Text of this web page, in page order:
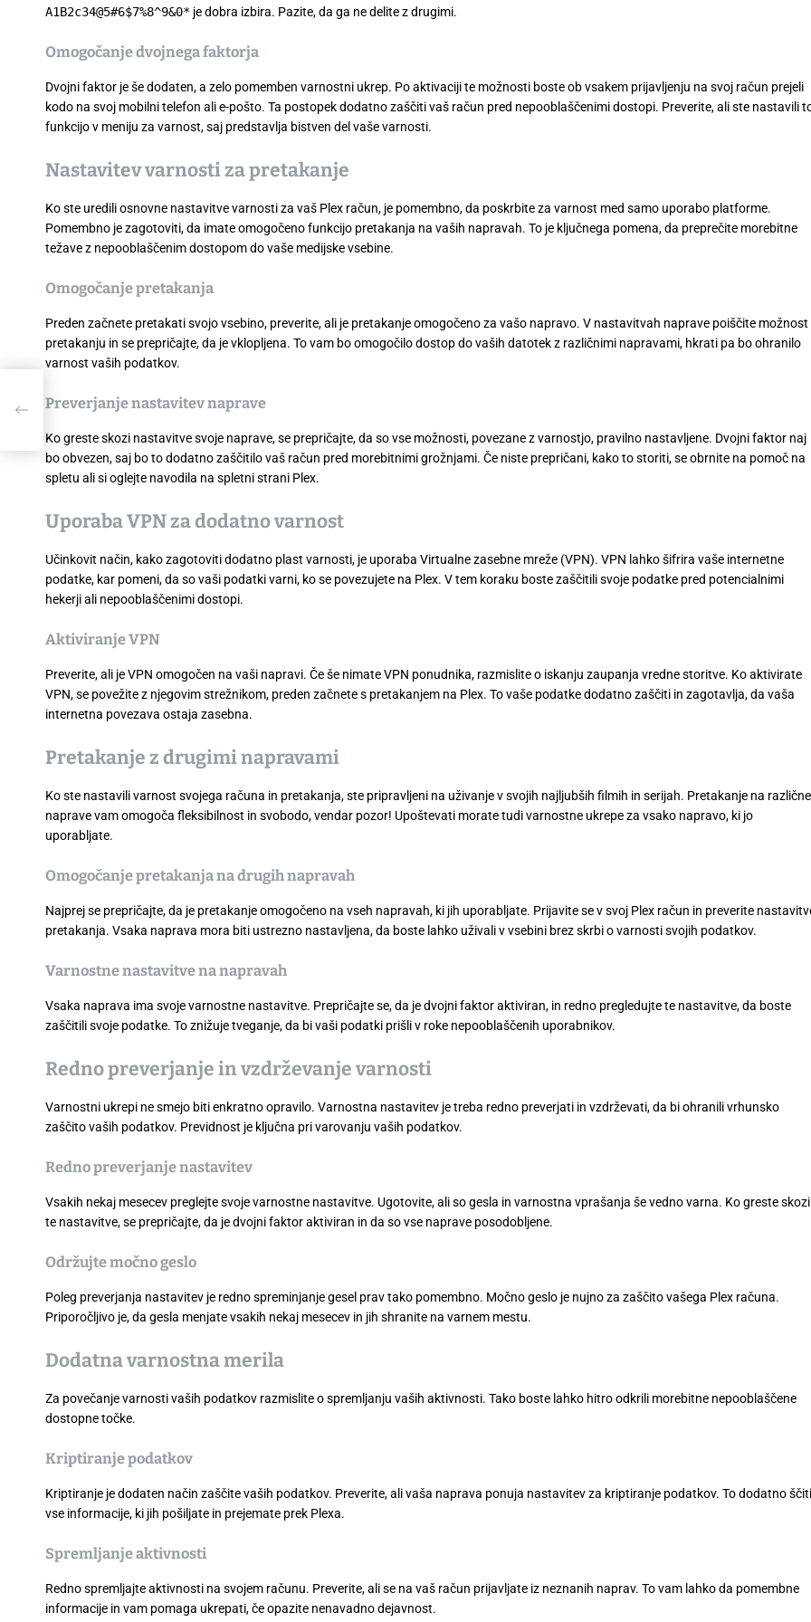
A1B2c34@5#6$7%8^9&0* je dobra izbira. Pazite, da ga ne delite z drugimi.
Omogočanje dvojnega faktorja
Dvojni faktor je še dodaten, a zelo pomemben varnostni ukrep. Po aktivaciji te možnosti boste ob vsakem prijavljenju na svoj račun prejeli
kodo na svoj mobilni telefon ali e-pošto. Ta postopek dodatno zaščiti vaš račun pred nepooblaščenimi dostopi. Preverite, ali ste nastavili
funkcijo v meniju za varnost, saj predstavlja bistven del vaše varnosti.
Nastavitev varnosti za pretakanje
Ko ste uredili osnovne nastavitve varnosti za vaš Plex račun, je pomembno, da poskrbite za varnost med samo uporabo platforme.
Pomembno je zagotoviti, da imate omogočeno funkcijo pretakanja na vaših napravah. To je ključnega pomena, da preprečite morebitne
težave z nepooblaščenim dostopom do vaše medijske vsebine.
Omogočanje pretakanja
Preden začnete pretakati svojo vsebino, preverite, ali je pretakanje omogočeno za vašo napravo. V nastavitvah naprave poiščite možnost
pretakanju in se prepričajte, da je vklopljena. To vam bo omogočilo dostop do vaših datotek z različnimi napravami, hkrati pa bo ohranilo
varnost vaših podatkov.
Preverjanje nastavitev naprave
Ko greste skozi nastavitve svoje naprave, se prepričajte, da so vse možnosti, povezane z varnostjo, pravilno nastavljene. Dvojni faktor naj
bo obvezen, saj bo to dodatno zaščitilo vaš račun pred morebitnimi grožnjami. Če niste prepričani, kako to storiti, se obrnite na pomoč na
spletu ali si oglejte navodila na spletni strani Plex.
Uporaba VPN za dodatno varnost
Učinkovit način, kako zagotoviti dodatno plast varnosti, je uporaba Virtualne zasebne mreže (VPN). VPN lahko šifrira vaše internetne
podatke, kar pomeni, da so vaši podatki varni, ko se povezujete na Plex. V tem koraku boste zaščitili svoje podatke pred potencialnimi
hekerji ali nepooblaščenimi dostopi.
Aktiviranje VPN
Preverite, ali je VPN omogočen na vaši napravi. Če še nimate VPN ponudnika, razmislite o iskanju zaupanja vredne storitve. Ko aktivirate
VPN, se povežite z njegovim strežnikom, preden začnete s pretakanjem na Plex. To vaše podatke dodatno zaščiti in zagotavlja, da vaša
internetna povezava ostaja zasebna.
Pretakanje z drugimi napravami
Ko ste nastavili varnost svojega računa in pretakanja, ste pripravljeni na uživanje v svojih najljubših filmih in serijah. Pretakanje na različne
naprave vam omogoča fleksibilnost in svobodo, vendar pozor! Upoštevati morate tudi varnostne ukrepe za vsako napravo, ki jo
uporabljate.
Omogočanje pretakanja na drugih napravah
Najprej se prepričajte, da je pretakanje omogočeno na vseh napravah, ki jih uporabljate. Prijavite se v svoj Plex račun in preverite
pretakanja. Vsaka naprava mora biti ustrezno nastavljena, da boste lahko uživali v vsebini brez skrbi o varnosti svojih podatkov.
Varnostne nastavitve na napravah
Vsaka naprava ima svoje varnostne nastavitve. Prepričajte se, da je dvojni faktor aktiviran, in redno pregledujte te nastavitve, da boste
zaščitili svoje podatke. To znižuje tveganje, da bi vaši podatki prišli v roke nepooblaščenih uporabnikov.
Redno preverjanje in vzdrževanje varnosti
Varnostni ukrepi ne smejo biti enkratno opravilo. Varnostna nastavitev je treba redno preverjati in vzdrževati, da bi ohranili vrhunsko
zaščito vaših podatkov. Previdnost je ključna pri varovanju vaših podatkov.
Redno preverjanje nastavitev
Vsakih nekaj mesecev preglejte svoje varnostne nastavitve. Ugotovite, ali so gesla in varnostna vprašanja še vedno varna. Ko greste skozi
te nastavitve, se prepričajte, da je dvojni faktor aktiviran in da so vse naprave posodobljene.
Održujte močno geslo
Poleg preverjanja nastavitev je redno spreminjanje gesel prav tako pomembno. Močno geslo je nujno za zaščito vašega Plex računa.
Priporočljivo je, da gesla menjate vsakih nekaj mesecev in jih shranite na varnem mestu.
Dodatna varnostna merila
Za povečanje varnosti vaših podatkov razmislite o spremljanju vaših aktivnosti. Tako boste lahko hitro odkrili morebitne nepooblaščene
dostopne točke.
Kriptiranje podatkov
Kriptiranje je dodaten način zaščite vaših podatkov. Preverite, ali vaša naprava ponuja nastavitev za kriptiranje podatkov. To dodatno ščiti
vse informacije, ki jih pošiljate in prejemate prek Plexa.
Spremljanje aktivnosti
Redno spremljajte aktivnosti na svojem računu. Preverite, ali se na vaš račun prijavljate iz neznanih naprav. To vam lahko da pomembne
informacije in vam pomaga ukrepati, če opazite nenavadno dejavnost.